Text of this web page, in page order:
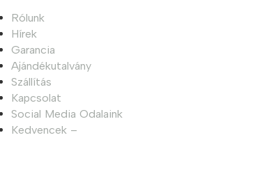
Rólunk
Hírek
Garancia
Ajándékutalvány
Szállítás
Kapcsolat
Social Media Odalaink
Kedvencek –